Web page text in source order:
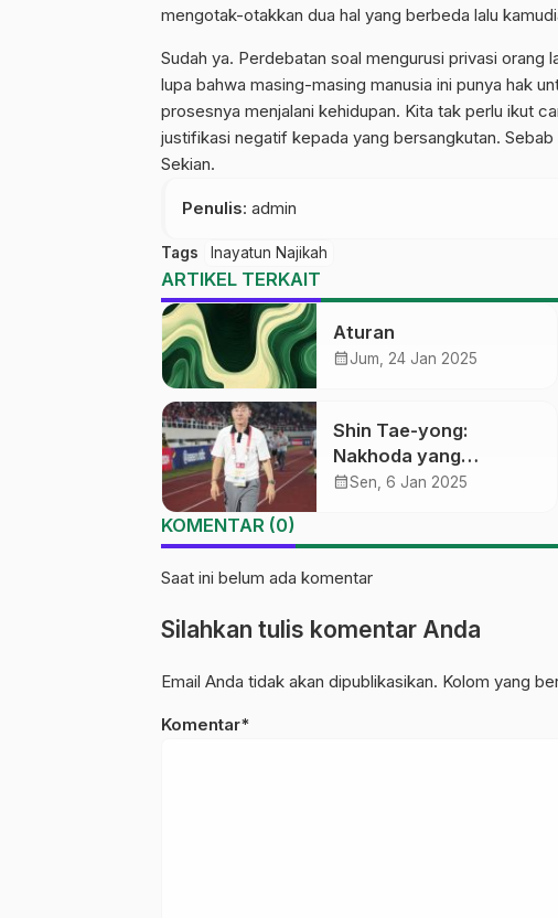
mengotak-otakkan dua hal yang berbeda lalu
Sudah ya. Perdebatan soal mengurusi privasi orang
lupa bahwa masing-masing manusia ini punya hak
prosesnya menjalani kehidupan. Kita tak perlu ikut
justifikasi negatif kepada yang bersangkutan.
Sekian.
Penulis: admin
Tags Inayatun Najikah
ARTIKEL TERKAIT
Aturan
calendar_monthJum, 24 Jan 2025
Shin Tae-yong:
Nakhoda yang
Terempas di
calendar_monthSen, 6 Jan 2025
KOMENTAR (0)
Saat ini belum ada komentar
Silahkan tulis komentar Anda
Email Anda tidak akan dipublikasikan. Kolom yang
Komentar*